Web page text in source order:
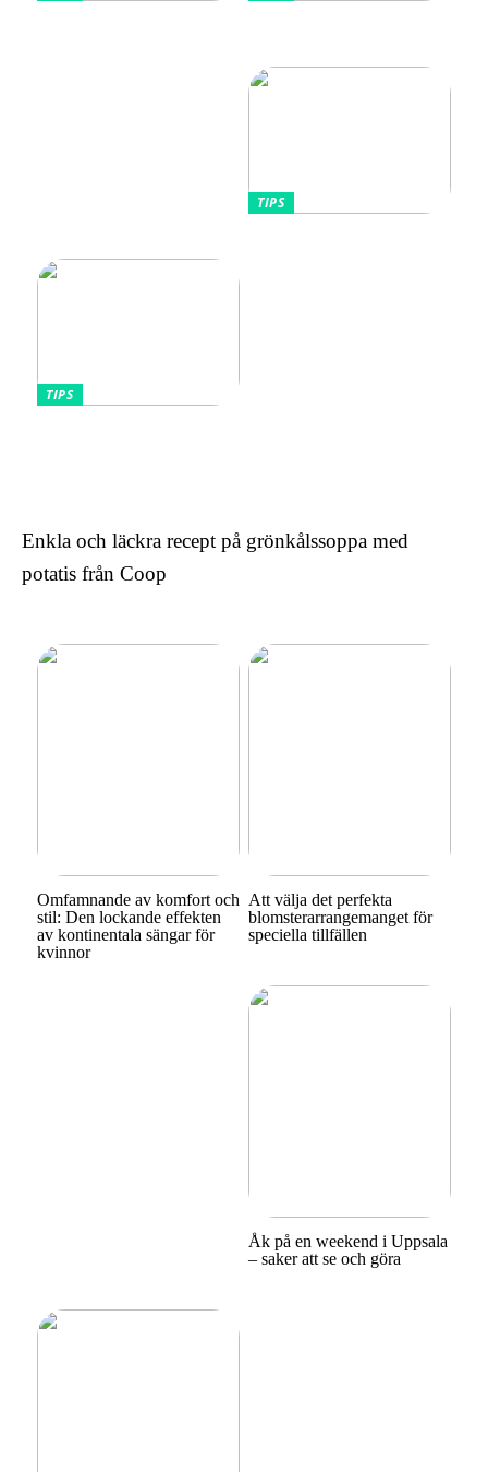
TIPS
TIPS
Enkla och läckra recept på grönkålssoppa med
potatis från Coop
Omfamnande av komfort och
stil: Den lockande effekten
av kontinentala sängar för
kvinnor
Att välja det perfekta
blomsterarrangemanget för
speciella tillfällen
Åk på en weekend i Uppsala
– saker att se och göra